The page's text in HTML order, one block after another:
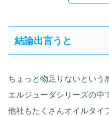
結論出言うと
ちょっと物足りないという
エルジューダシリーズの中
他社もたくさんオイルタイ